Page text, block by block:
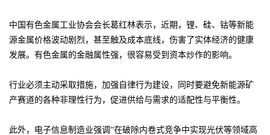
中国有色金属工业协会会长葛红林表示，近期，锂、硅、钴等新能
源金属价格波动剧烈，甚至触及成本底线，伤害了实体经济的健康
发展。有色金属的金融属性强，很容易受到资本炒作的影响。
行业必须主动采取措施，加强自律行为建设，同时要避免新能源矿
产赛道的各种非理性行为，促进供给与需求的适配性与平衡性。
此外，电子信息制造业强调“在破除内卷式竞争中实现光伏等领域高